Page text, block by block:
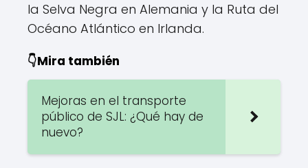
la Selva Negra en Alemania y la Ruta del
Océano Atlántico en Irlanda.
👇Mira también
Mejoras en el transporte
público de SJL: ¿Qué hay de
nuevo?